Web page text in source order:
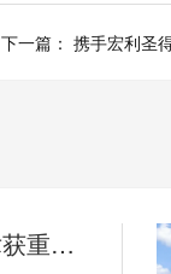
下一篇： 携手宏利圣
国内高海拔垃圾处理技术获重大突破，青海生活垃圾处理项目树行业新标杆